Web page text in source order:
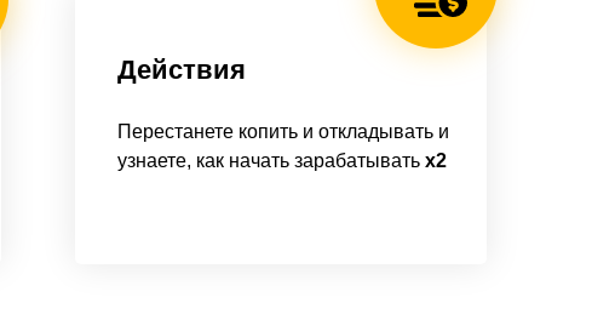
Действия
Перестанете копить и откладывать и
узнаете, как начать зарабатывать x2